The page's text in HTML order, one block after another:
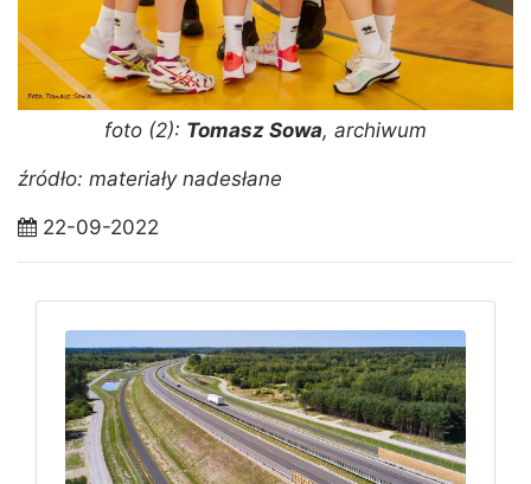
foto (2): Tomasz Sowa, archiwum
źródło: materiały nadesłane
22-09-2022